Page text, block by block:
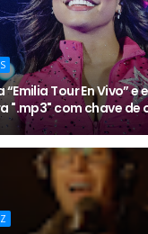
“Emilia Tour En Vivo” e
".mp3" com chave de